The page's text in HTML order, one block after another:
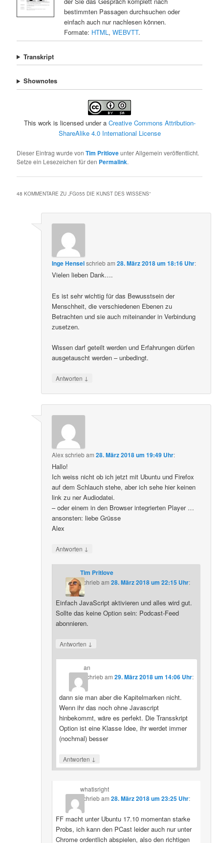
bestimmten Passagen durchsuchen oder
einfach auch nur nachlesen können.
Formate: HTML, WEBVTT.
Transkript
Shownotes
This work is licensed under a Creative Commons Attribution-
ShareAlike 4.0 International License
Dieser Eintrag wurde vonTim Pritloveunter Allgemein veröffentlicht.
Setze ein Lesezeichen für den Permalink.
48 KOMMENTARE ZU „FG055 DIE KUNST DES WISSENS“
Inge Henselschriebam28. März 2018 um 18:16 Uhr:
Vielen lieben Dank….
Es ist sehr wichtig für das Bewusstsein der
Menschheit, die verschiedenen Ebenen zu
Betrachten und sie auch miteinander in Verbindung
zusetzen.
Wissen darf geteilt werden und Erfahrungen dürfen
ausgetauscht werden – unbedingt.
Antworten ↓
Alexschriebam28. März 2018 um 19:49 Uhr:
Hallo!
Ich weiss nicht ob ich jetzt mit Ubuntu und Firefox
auf dem Schlauch stehe, aber ich sehe hier keinen
link zu ner Audiodatei.
– oder einem in den Browser integrierten Player …
ansonsten: liebe Grüsse
Alex
Antworten ↓
Tim Pritlove
schriebam 28. März 2018 um 22:15 Uhr:
Einfach JavaScript aktivieren und alles wird gut.
Sollte das keine Option sein: Podcast-Feed
abonnieren.
Antworten ↓
an
schriebam29. März 2018 um 14:06 Uhr:
dann sie man aber die Kapitelmarken nicht.
Wenn ihr das noch ohne Javascript
hinbekommt, wäre es perfekt. Die Transskript
Option ist eine Klasse Idee, ihr werdet immer
(nochmal) besser
Antworten ↓
whatisright
schriebam 28. März 2018 um 23:25 Uhr:
FF macht unter Ubuntu 17.10 momentan starke
Probs, ich kann den PCast leider auch nur unter
Chrome ordentlich abspielen, also den richtigen